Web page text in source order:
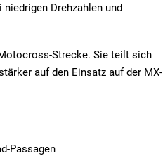
Drehzahlen und
Strecke. Sie teilt sich
auf den Einsatz auf der MX-
Passagen